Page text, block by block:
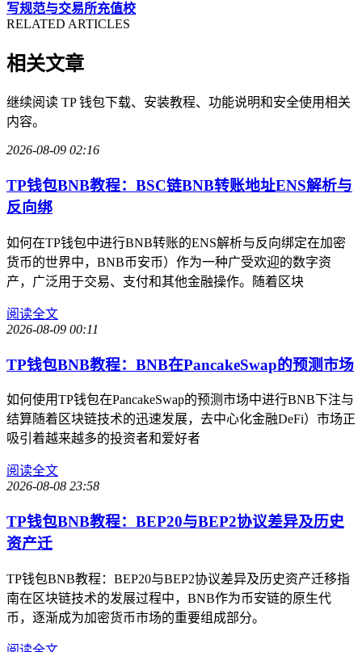
写规范与交易所充值校
RELATED ARTICLES
相关文章
继续阅读 TP 钱包下载、安装教程、功能说明和安全使用相关
内容。
2026-08-09 02:16
TP钱包BNB教程：BSC链BNB转账地址ENS解析与
反向绑
如何在TP钱包中进行BNB转账的ENS解析与反向绑定在加密
货币的世界中，BNB币安币）作为一种广受欢迎的数字资
产，广泛用于交易、支付和其他金融操作。随着区块
阅读全文
2026-08-09 00:11
TP钱包BNB教程：BNB在PancakeSwap的预测市场
如何使用TP钱包在PancakeSwap的预测市场中进行BNB下注与
结算随着区块链技术的迅速发展，去中心化金融DeFi）市场正
吸引着越来越多的投资者和爱好者
阅读全文
2026-08-08 23:58
TP钱包BNB教程：BEP20与BEP2协议差异及历史
资产迁
TP钱包BNB教程：BEP20与BEP2协议差异及历史资产迁移指
南在区块链技术的发展过程中，BNB作为币安链的原生代
币，逐渐成为加密货币市场的重要组成部分。